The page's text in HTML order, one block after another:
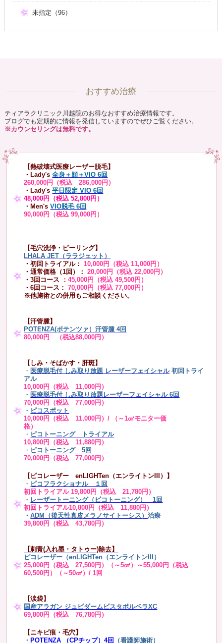
未指定（96）
おすすめ治療
ティアラクリニック川越院のお得なおすすめ治療情報です。
ブログでも定期的に情報を発信していますのでぜひご覧ください。
※カウンセリングは無料です。
【熱破壊式医療レーザー脱毛】
・Lady's 全身＋顔＋VIO 6回
260,000円（税込 286,000円）
・Lady's平日限定 VIO 6回
48,000円（税込 52,800円）
・Men's VIO脱毛 6回
90,000円（税込 99,000円）
【毛穴洗浄・ピーリング】
LHALA JET（ララジェット）
・初回トライアル： 10,000円（税込 11,000円）
・通常価格（1回）：
20,000円（税込 22,000円）
・3回コース ：45,000円（税込 49,500円）
・6回コース：
70,000円（税込 77,000円）
※他施術との併用もご相談ください。
【汗管腫】
POTENZA(ポテンツァ）汗管腫 4回
80,000円 （税込88,000円）
【しみ・そばかす・肝斑】
・ 医療脱毛付 しみ取り放題 レーザーフェイシャル 初回トライ
アル
10,000円（税込 11,000円）
・ 医療脱毛付 しみ取り放題レーザーフェイシャル 6回
70,000円（税込 77,000円）
・ ピコスポット
10,000円（税込 11,000円）/ （～1㎠モニター価
格）
・ ピコトーニング トライアル
10,800円（税込 11,880円）
・ ピコトーニング 5回
70,000円（税込 77,000円）
【ピコレーザー enLIGHTen（エンライトンIII）】
・ ピコフラクショナル １回
初回トライアル 19,800円（税込 21,780円）
・ レーザートーニング（ピコトーニング） 1回
初回トライアル10,800円（税込 11,880円）
・ADM（後天性真皮メラノサイトーシス）治療
39,800円（税込 43,780円）
【刺青(入れ墨・タトゥー)除去】
ピコレーザー（enLIGHTen（エンライトンIII）
25,000円（税込 27,500円）（～5㎠）～55,000円（税込
60,500円）（～50㎠）/ 1回
【涙袋】
国産アラガン ジュビダームビスタボルベラXC
69,800円（税込 76,780円）
【ニキビ痕・毛穴】
・ POTENZA （CPチップ）4回 （看護師施術）